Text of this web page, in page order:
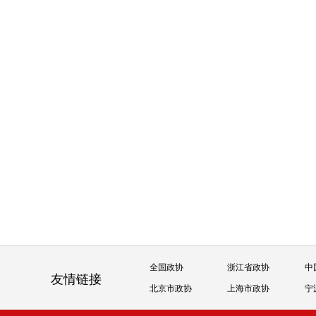
友情链接
全国政协 浙江省政协 中
北京市政协 上海市政协 宁